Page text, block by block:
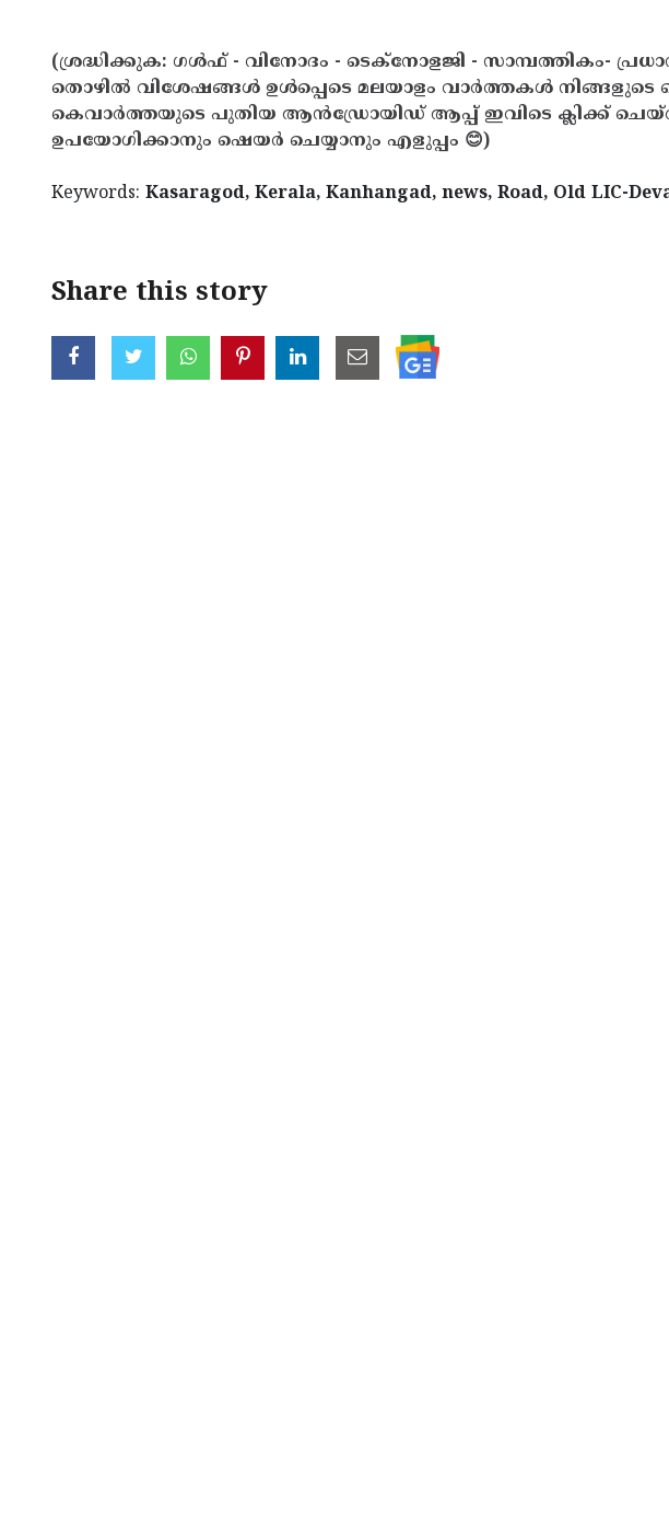
(ശ്രദ്ധിക്കുക: ഗൾഫ് - വിനോദം - ടെക്നോളജി - സാമ്പത്തികം-
തൊഴിൽ വിശേഷങ്ങൾ ഉൾപ്പെടെ മലയാളം വാർത്തകൾ
കെവാർത്തയുടെ പുതിയ ആൻഡ്രോയിഡ് ആപ്പ് ഇവിടെ ക്ലിക്ക്
ഉപയോഗിക്കാനും ഷെയർ ചെയ്യാനും എളുപ്പം 😊)
Keywords: Kasaragod, Kerala, Kanhangad, news, Road, Old LIC-
Share this story